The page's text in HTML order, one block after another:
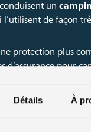
Détails À
un
l’utilisent de façon
protection plus
d’assurance pour